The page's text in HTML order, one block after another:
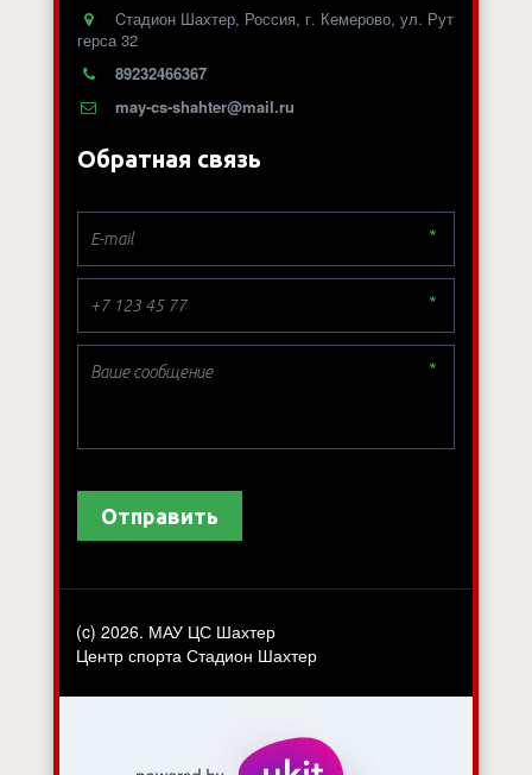
Cтадион Шахтер, Россия, г. Кемерово, ул. Рут
герса 32
89232466367
may-cs-shahter@mail.ru
Обратная связь
*
*
*
Отправить
(c) 2026. МАУ ЦС Шахтер
Центр спорта Стадион Шахтер